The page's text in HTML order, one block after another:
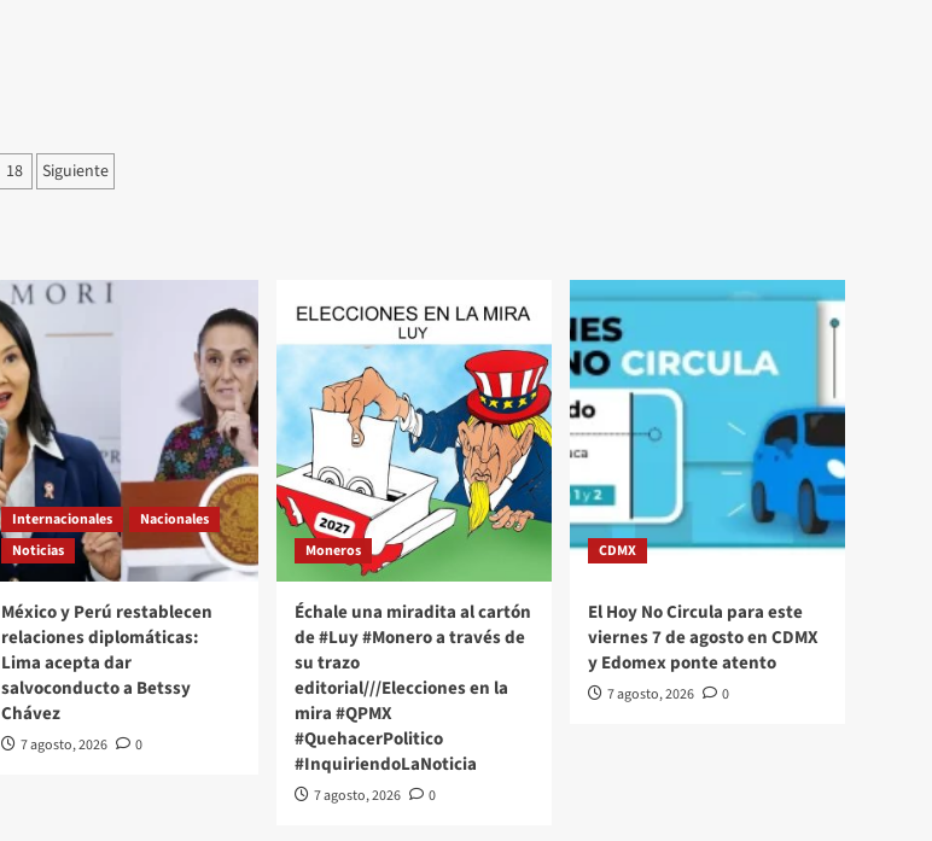
18 Siguiente
Internacionales
Nacionales
Noticias
México y Perú restablecen
relaciones diplomáticas:
Lima acepta dar
salvoconducto a Betssy
Chávez
7 agosto, 2026 0
Moneros
Échale una miradita al cartón
de #Luy #Monero a través de
su trazo
editorial///Elecciones en la
mira #QPMX
#QuehacerPolitico
#InquiriendoLaNoticia
7 agosto, 2026 0
CDMX
El Hoy No Circula para este
viernes 7 de agosto en CDMX
y Edomex ponte atento
7 agosto, 2026 0